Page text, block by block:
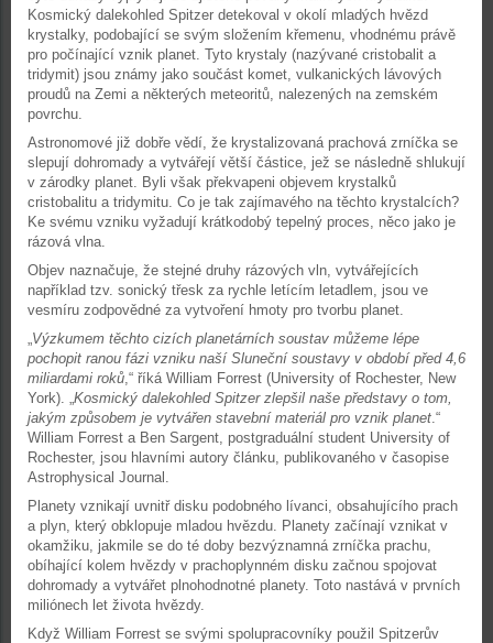
Kosmický dalekohled Spitzer detekoval v okolí mladých hvězd
krystalky, podobající se svým složením křemenu, vhodnému právě
pro počínající vznik planet. Tyto krystaly (nazývané cristobalit a
tridymit) jsou známy jako součást komet, vulkanických lávových
proudů na Zemi a některých meteoritů, nalezených na zemském
povrchu.
Astronomové již dobře vědí, že krystalizovaná prachová zrníčka se
slepují dohromady a vytvářejí větší částice, jež se následně shlukují
v zárodky planet. Byli však překvapeni objevem krystalků
cristobalitu a tridymitu. Co je tak zajímavého na těchto krystalcích?
Ke svému vzniku vyžadují krátkodobý tepelný proces, něco jako je
rázová vlna.
Objev naznačuje, že stejné druhy rázových vln, vytvářejících
například tzv. sonický třesk za rychle letícím letadlem, jsou ve
vesmíru zodpovědné za vytvoření hmoty pro tvorbu planet.
„Výzkumem těchto cizích planetárních soustav můžeme lépe
pochopit ranou fázi vzniku naší Sluneční soustavy v období před 4,6
miliardami roků,“ říká William Forrest (University of Rochester, New
York). „Kosmický dalekohled Spitzer zlepšil naše představy o tom,
jakým způsobem je vytvářen stavební materiál pro vznik planet.“
William Forrest a Ben Sargent, postgraduální student University of
Rochester, jsou hlavními autory článku, publikovaného v časopise
Astrophysical Journal.
Planety vznikají uvnitř disku podobného lívanci, obsahujícího prach
a plyn, který obklopuje mladou hvězdu. Planety začínají vznikat v
okamžiku, jakmile se do té doby bezvýznamná zrníčka prachu,
obíhající kolem hvězdy v prachoplynném disku začnou spojovat
dohromady a vytvářet plnohodnotné planety. Toto nastává v prvních
miliónech let života hvězdy.
Když William Forrest se svými spolupracovníky použil Spitzerův